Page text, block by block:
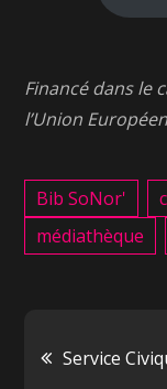
Financé dans le
l’Union
Bib SoNor'
médiathèque
Service